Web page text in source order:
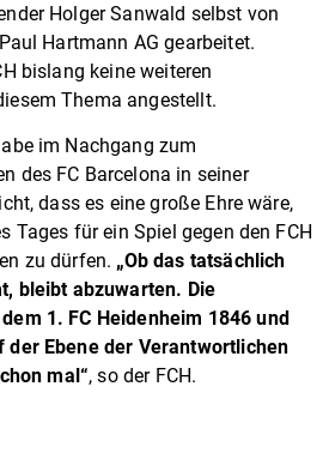
Holger Sanwald selbst von
Hartmann AG gearbeitet.
bislang keine weiteren
Thema angestellt.
im Nachgang zum
des FC Barcelona in seiner
dass es eine große Ehre wäre,
Tages für ein Spiel gegen den FCH
zu dürfen. „Ob das tatsächlich
bleibt abzuwarten. Die
1. FC Heidenheim 1846 und
der Ebene der Verantwortlichen
mal“, so der FCH.